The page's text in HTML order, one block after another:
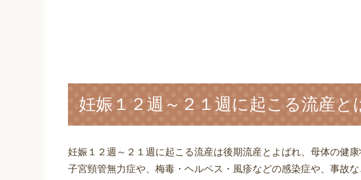
妊娠１２週～２１週に起こる流産と
妊娠１２週～２１週に起こる流産は後期流産とよばれ、母体の健康
子宮頸管無力症や、梅毒・ヘルペス・風疹などの感染症や、事故